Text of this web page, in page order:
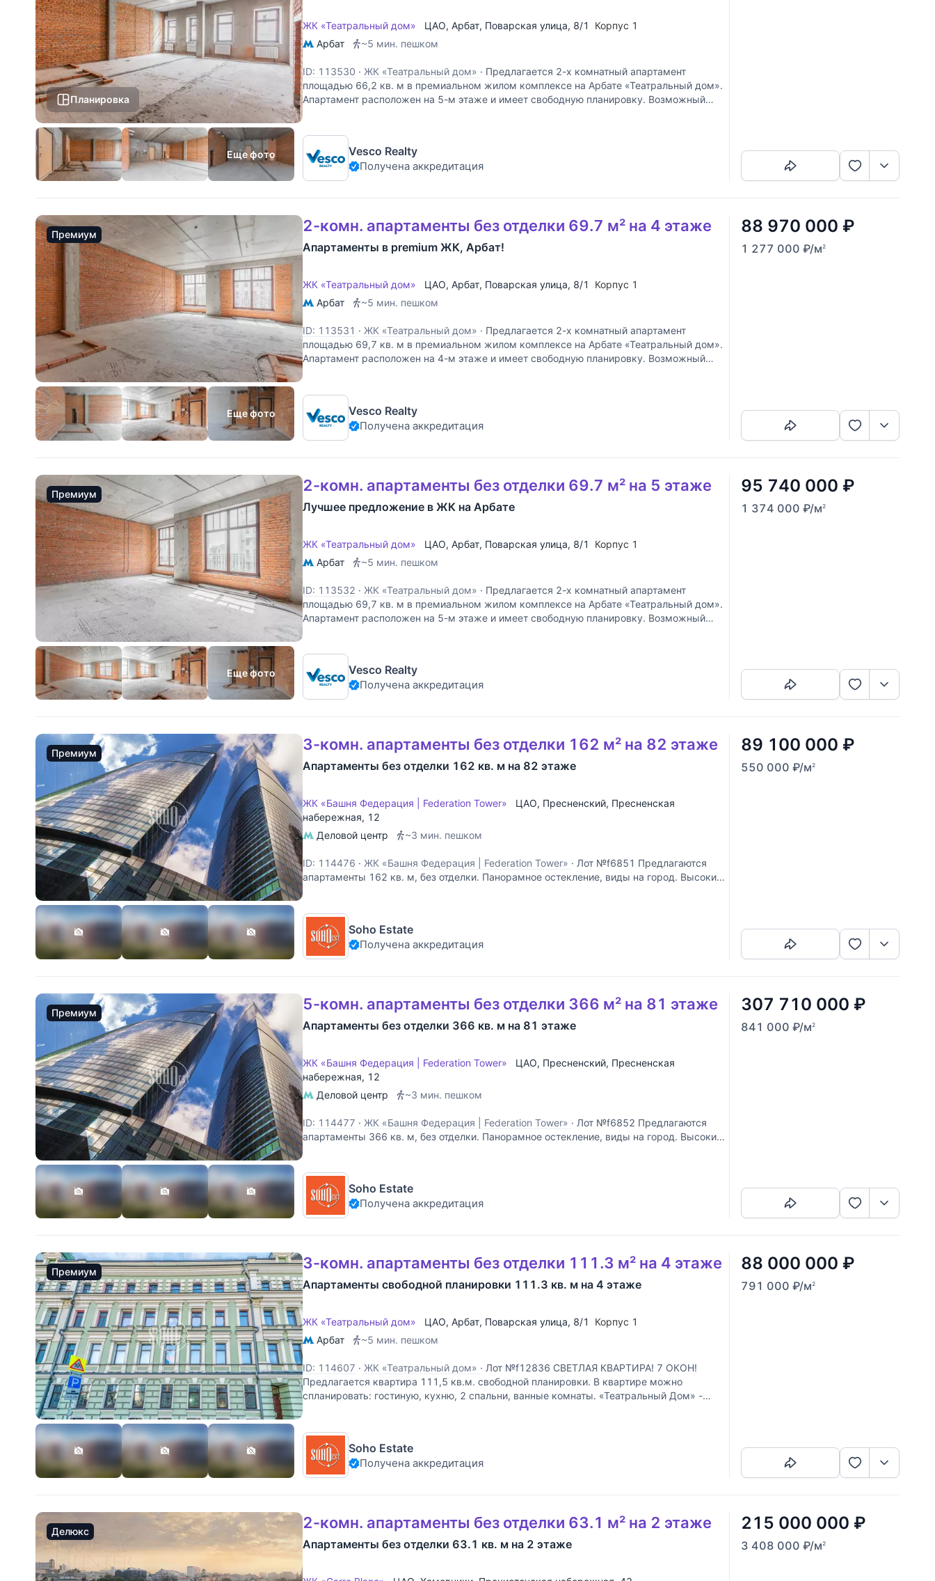
Планировка
Еще фото
ЖК «Театральный дом» ЦАО, Арбат, Поварская улица, 8/1
Корпус 1
Арбат
~5 мин. пешком
ID: 113530 · ЖК «Театральный дом» · Предлагается 2-х комнатный апартамент
площадью 66,2 кв. м в премиальном жилом комплексе на Арбате «Театральный дом».
Апартамент расположен на 5-м этаже и имеет свободную планировку. Возможный
Vesco Realty
Получена аккредитация
Премиум
Еще фото
2-комн. апартаменты без отделки 69.7 м² на 4 этаже
Апартаменты в premium ЖК, Арбат!
ЖК «Театральный дом» ЦАО, Арбат, Поварская улица, 8/1
Корпус 1
Арбат
~5 мин. пешком
ID: 113531 · ЖК «Театральный дом» · Предлагается 2-х комнатный апартамент
площадью 69,7 кв. м в премиальном жилом комплексе на Арбате «Театральный дом».
Апартамент расположен на 4-м этаже и имеет свободную планировку. Возможный
Vesco Realty
Получена аккредитация
88 970 000 ₽
1 277 000 ₽/м2
Премиум
Еще фото
2-комн. апартаменты без отделки 69.7 м² на 5 этаже
Лучшее предложение в ЖК на Арбате
ЖК «Театральный дом» ЦАО, Арбат, Поварская улица, 8/1
Корпус 1
Арбат
~5 мин. пешком
ID: 113532 · ЖК «Театральный дом» · Предлагается 2-х комнатный апартамент
площадью 69,7 кв. м в премиальном жилом комплексе на Арбате «Театральный дом».
Апартамент расположен на 5-м этаже и имеет свободную планировку. Возможный
Vesco Realty
Получена аккредитация
95 740 000 ₽
1 374 000 ₽/м2
Премиум 3-комн. апартаменты без отделки 162 м² на 82 этаже
Апартаменты без отделки 162 кв. м на 82 этаже
ЖК «Башня Федерация | Federation Tower» ЦАО, Пресненский, Пресненская
набережная, 12
Деловой центр
~3 мин. пешком
ID: 114476 · ЖК «Башня Федерация | Federation Tower» · Лот №f6851 Предлагаются
апартаменты 162 кв. м, без отделки. Панорамное остекление, виды на город. Высокие
Soho Estate
Получена аккредитация
89 100 000 ₽
550 000 ₽/м2
Премиум 5-комн. апартаменты без отделки 366 м² на 81 этаже
Апартаменты без отделки 366 кв. м на 81 этаже
ЖК «Башня Федерация | Federation Tower» ЦАО, Пресненский, Пресненская
набережная, 12
Деловой центр
~3 мин. пешком
ID: 114477 · ЖК «Башня Федерация | Federation Tower» · Лот №f6852 Предлагаются
апартаменты 366 кв. м, без отделки. Панорамное остекление, виды на город. Высокие
Soho Estate
Получена аккредитация
307 710 000 ₽
841 000 ₽/м2
Премиум 3-комн. апартаменты без отделки 111.3 м² на 4 этаже
Апартаменты свободной планировки 111.3 кв. м на 4 этаже
ЖК «Театральный дом» ЦАО, Арбат, Поварская улица, 8/1
Корпус 1
Арбат
~5 мин. пешком
ID: 114607 · ЖК «Театральный дом» · Лот №f12836 СВЕТЛАЯ КВАРТИРА! 7 ОКОН!
Предлагается квартира 111,5 кв.м. свободной планировки. В квартире можно
спланировать: гостиную, кухню, 2 спальни, ванные комнаты. «Театральный Дом» -
Soho Estate
Получена аккредитация
88 000 000 ₽
791 000 ₽/м2
Делюкс 2-комн. апартаменты без отделки 63.1 м² на 2 этаже
Апартаменты без отделки 63.1 кв. м на 2 этаже
215 000 000 ₽
3 408 000 ₽/м2